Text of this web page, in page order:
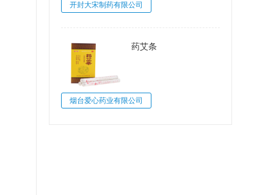
开封大宋制药有限公司
药艾条
烟台爱心药业有限公司